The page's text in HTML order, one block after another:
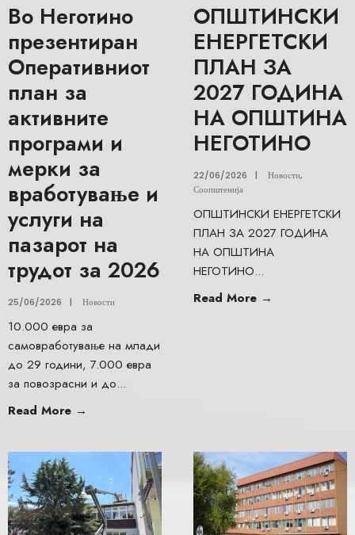
Во Неготино
презентиран
Оперативниот
план за
активните
програми и
мерки за
вработување и
услуги на
пазарот на
трудот за 2026
25/06/2026 | Новости
10.000 евра за
самовработување на млади
до 29 години, 7.000 евра
за повозрасни и до...
Read More →
ОПШТИНСКИ
ЕНЕРГЕТСКИ
ПЛАН ЗА
2027 ГОДИНА
НА ОПШТИНА
НЕГОТИНО
22/06/2026 | Новости,
Соопштенија
ОПШТИНСКИ ЕНЕРГЕТСКИ
ПЛАН ЗА 2027 ГОДИНА
НА ОПШТИНА
НЕГОТИНО...
Read More →